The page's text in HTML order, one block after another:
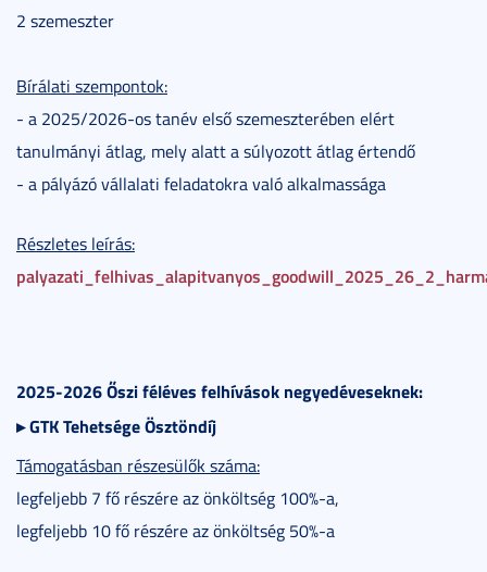
2 szemeszter
Bírálati szempontok:
- a 2025/2026-os tanév első szemeszterében elért
tanulmányi átlag, mely alatt a súlyozott átlag értendő
- a pályázó vállalati feladatokra való alkalmassága
Részletes leírás:
2025-2026 Őszi féléves felhívások negyedéveseknek:
▸GTK Tehetsége Ösztöndíj
Támogatásban részesülők száma:
legfeljebb 7 fő részére az önköltség 100%-a,
legfeljebb 10 fő részére az önköltség 50%-a